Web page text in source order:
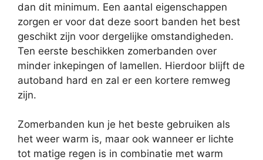
dan dit minimum. Een aantal eigenschappen
zorgen er voor dat deze soort banden het best
geschikt zijn voor dergelijke omstandigheden.
Ten eerste beschikken zomerbanden over
minder inkepingen of lamellen. Hierdoor blijft de
autoband hard en zal er een kortere remweg
zijn.
Zomerbanden kun je het beste gebruiken als
het weer warm is, maar ook wanneer er lichte
tot matige regen is in combinatie met warm